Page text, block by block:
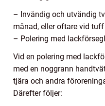
– Invändig och utvändig
månad, eller oftare vid
– Polering med
Vid en polering med
med en noggrann
tjära och andra
Därefter följer: